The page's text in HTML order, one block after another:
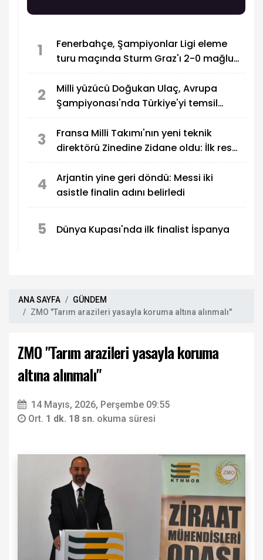
1
Fenerbahçe, Şampiyonlar Ligi eleme
turu maçında Sturm Graz'ı 2-0 mağlup
2
Milli yüzücü Doğukan Ulaç, Avrupa
Şampiyonası'nda Türkiye'yi temsil
3
Fransa Milli Takımı'nın yeni teknik
direktörü Zinedine Zidane oldu: İlk resmi
4
Arjantin yine geri döndü: Messi iki
asistle finalin adını belirledi
5 Dünya Kupası'nda ilk finalist İspanya
ANA SAYFA
GÜNDEM
ZMO "Tarım arazileri yasayla koruma altına alınmalı"
ZMO "Tarım arazileri yasayla koruma
altına alınmalı"
14 Mayıs, 2026, Perşembe 09:55
Ort. 1 dk. 18 sn. okuma süresi